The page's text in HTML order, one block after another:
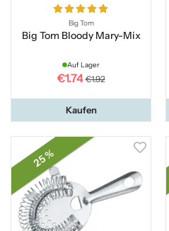
Big Tom
Big Tom Bloody Mary-Mix
Auf Lager
€1.74 €1.92
Kaufen
25 %